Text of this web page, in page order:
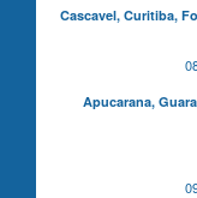
Cascavel, Curitiba,
Apucarana,